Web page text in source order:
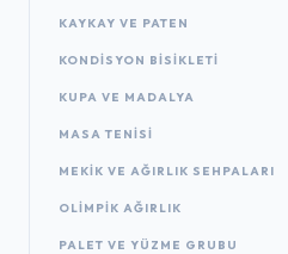
KAYKAY VE PATEN
KONDISYON BISIKLETI
KUPA VE MADALYA
MASA TENISI
MEKIK VE AĞIRLIK SEHPALARI
OLIMPIK AĞIRLIK
PALET VE YÜZME GRUBU